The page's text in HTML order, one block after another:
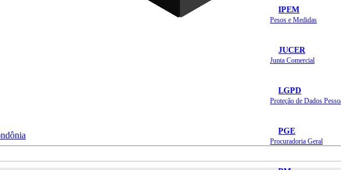
IPEM
Pesos e Medidas
JUCER
Junta Comercial
LGPD
Proteção de Dados
PGE
Procuradoria Geral